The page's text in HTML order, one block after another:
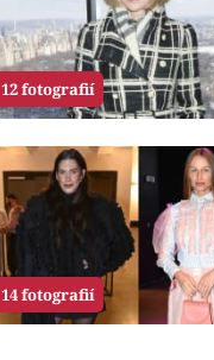
12 fotografií
14 fotografií